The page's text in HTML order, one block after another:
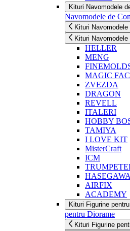
Kituri Navomodele
Navomodele de
Kituri
Kituri
HELLER
MENG
MAGIC
ZVEZDA
DRAGON
REVELL
ITALERI
HOBBY
TAMIYA
I LOVE KIT
MisterCraft
ICM
AIRFIX
ACADEMY
Kituri Figurine
pentru Diorame
Kituri Figurine